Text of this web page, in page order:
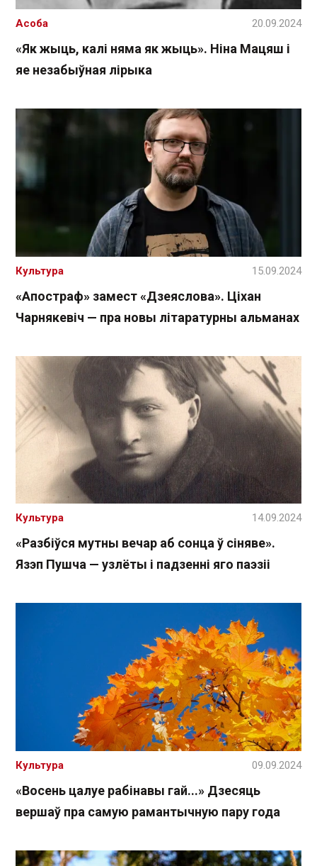
«Як жыць, калі няма як жыць». Ніна Мацяш і
яе незабыўная лірыка
Асоба 20.09.2024
«Апостраф» замест «Дзеяслова». Ціхан
Чарнякевіч — пра новы літаратурны альманах
Культура 15.09.2024
«Разбіўся мутны вечар аб сонца ў сіняве».
Язэп Пушча — узлёты і падзенні яго паэзіі
Культура 14.09.2024
«Восень цалуе рабінавы гай...» Дзесяць
вершаў пра самую рамантычную пару года
Культура 09.09.2024